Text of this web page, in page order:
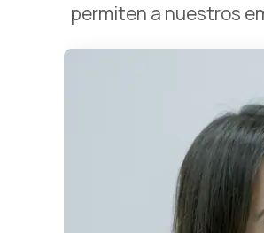
permiten a nuestros